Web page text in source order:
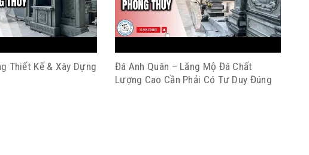
Thiết Kế & Xây Dựng
Đá Anh Quân – Lăng Mộ Đá Chất
Lượng Cao Cần Phải Có Tư Duy Đúng